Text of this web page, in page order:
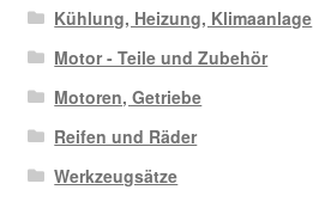
Kühlung, Heizung, Klimaanlage
Motor - Teile und Zubehör
Motoren, Getriebe
Reifen und Räder
Werkzeugsätze